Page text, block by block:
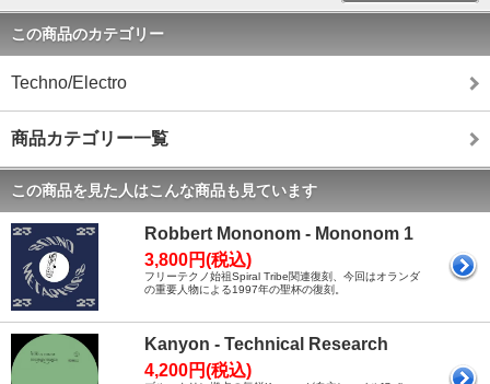
この商品のカテゴリー
Techno/Electro
商品カテゴリー一覧
この商品を見た人はこんな商品も見ています
Robbert Mononom - Mononom 1
3,800円(税込)
フリーテクノ始祖Spiral Tribe関連復刻、今回はオランダ
の重要人物による1997年の聖杯の復刻。
Kanyon - Technical Research
4,200円(税込)